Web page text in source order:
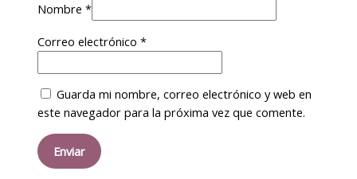
Nombre*
Correo electrónico*
Guarda mi nombre, correo electrónico y web en
este navegador para la próxima vez que comente.